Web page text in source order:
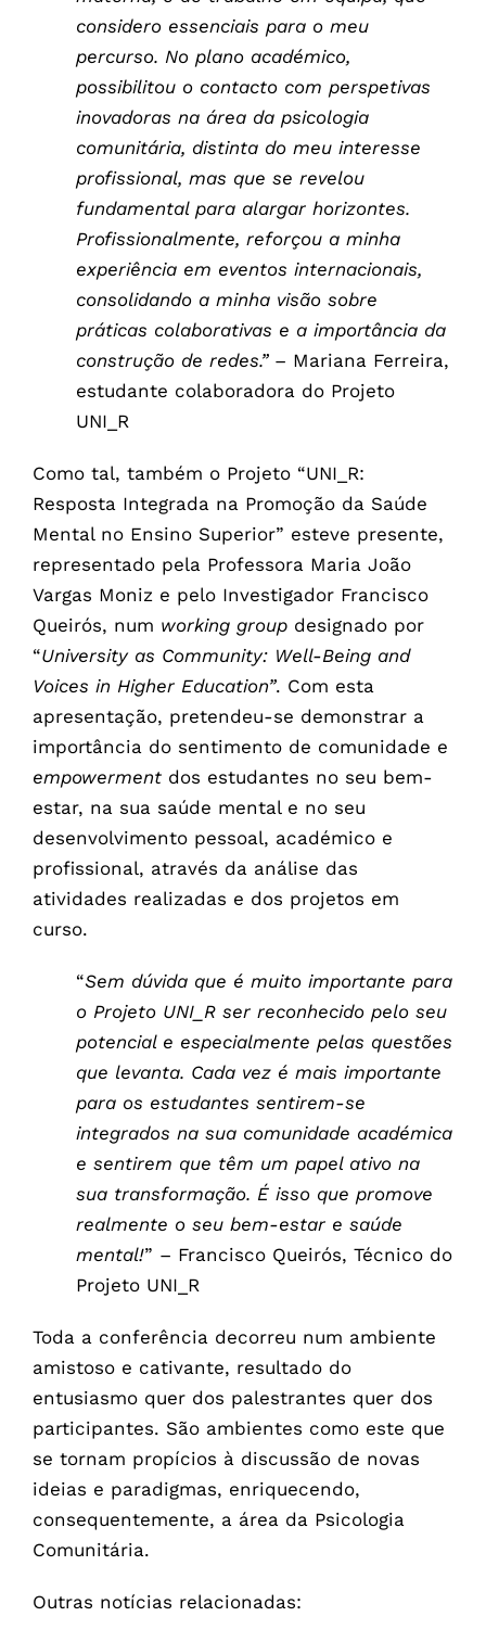
considero essenciais para o meu
percurso. No plano académico,
possibilitou o contacto com perspetivas
inovadoras na área da psicologia
comunitária, distinta do meu interesse
profissional, mas que se revelou
fundamental para alargar horizontes.
Profissionalmente, reforçou a minha
experiência em eventos internacionais,
consolidando a minha visão sobre
práticas colaborativas e a importância da
construção de redes.” – Mariana Ferreira,
estudante colaboradora do Projeto
UNI_R
Como tal, também o Projeto “UNI_R:
Resposta Integrada na Promoção da Saúde
Mental no Ensino Superior” esteve presente,
representado pela Professora Maria João
Vargas Moniz e pelo Investigador Francisco
Queirós, num working groupdesignado por
“University as Community: Well-Being and
Voices in Higher Education”. Com esta
apresentação, pretendeu-se demonstrar a
importância do sentimento de comunidade e
empowermentdos estudantes no seu bem-
estar, na sua saúde mental e no seu
desenvolvimento pessoal, académico e
profissional, através da análise das
atividades realizadas e dos projetos em
curso.
“Sem dúvida que é muito importante para
o Projeto UNI_R ser reconhecido pelo seu
potencial e especialmente pelas questões
que levanta. Cada vez é mais importante
para os estudantes sentirem-se
integrados na sua comunidade académica
e sentirem que têm um papel ativo na
sua transformação. É isso que promove
realmente o seu bem-estar e saúde
mental!” – Francisco Queirós, Técnico do
Projeto UNI_R
Toda a conferência decorreu num ambiente
amistoso e cativante, resultado do
entusiasmo quer dos palestrantes quer dos
participantes. São ambientes como este que
se tornam propícios à discussão de novas
ideias e paradigmas, enriquecendo,
consequentemente, a área da Psicologia
Comunitária.
Outras notícias relacionadas: